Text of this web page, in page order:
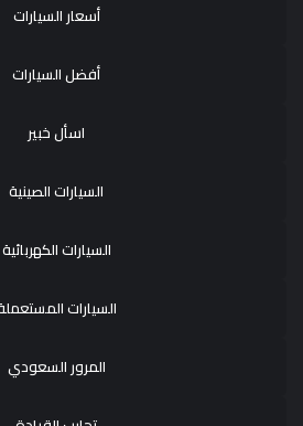
أسعار السيارات
أفضل السيارات
اسأل خبير
السيارات الصينية
السيارات الكهربائية
السيارات
المرور السعودي